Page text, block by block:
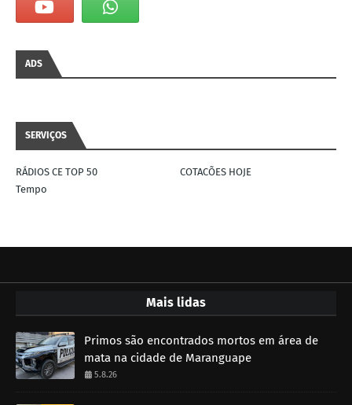
ADS
SERVIÇOS
RÁDIOS CE TOP 50
COTACÕES HOJE
Tempo
Mais lidas
Primos são encontrados mortos em área de
mata na cidade de Maranguape
5.8.26